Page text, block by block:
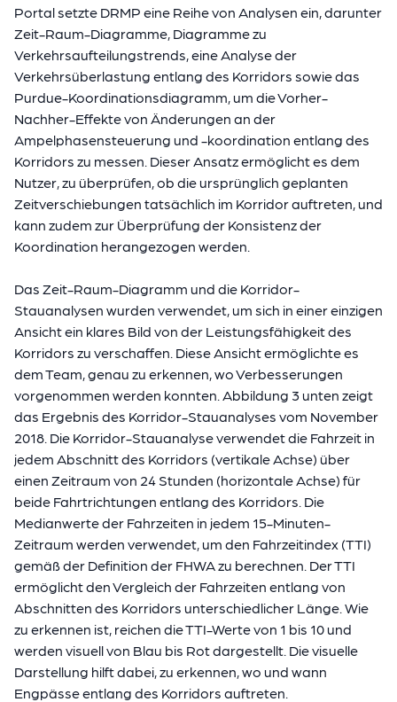
Portal setzte DRMP eine Reihe von Analysen ein, darunter
Zeit-Raum-Diagramme, Diagramme zu
Verkehrsaufteilungstrends, eine Analyse der
Verkehrsüberlastung entlang des Korridors sowie das
Purdue-Koordinationsdiagramm, um die Vorher-
Nachher-Effekte von Änderungen an der
Ampelphasensteuerung und -koordination entlang des
Korridors zu messen. Dieser Ansatz ermöglicht es dem
Nutzer, zu überprüfen, ob die ursprünglich geplanten
Zeitverschiebungen tatsächlich im Korridor auftreten, und
kann zudem zur Überprüfung der Konsistenz der
Koordination herangezogen werden.
Das Zeit-Raum-Diagramm und die Korridor-
Stauanalysen wurden verwendet, um sich in einer einzigen
Ansicht ein klares Bild von der Leistungsfähigkeit des
Korridors zu verschaffen. Diese Ansicht ermöglichte es
dem Team, genau zu erkennen, wo Verbesserungen
vorgenommen werden konnten. Abbildung 3 unten zeigt
das Ergebnis des Korridor-Stauanalyses vom November
2018. Die Korridor-Stauanalyse verwendet die Fahrzeit in
jedem Abschnitt des Korridors (vertikale Achse) über
einen Zeitraum von 24 Stunden (horizontale Achse) für
beide Fahrtrichtungen entlang des Korridors. Die
Medianwerte der Fahrzeiten in jedem 15-Minuten-
Zeitraum werden verwendet, um den Fahrzeitindex (TTI)
gemäß der Definition der FHWA zu berechnen. Der TTI
ermöglicht den Vergleich der Fahrzeiten entlang von
Abschnitten des Korridors unterschiedlicher Länge. Wie
zu erkennen ist, reichen die TTI-Werte von 1 bis 10 und
werden visuell von Blau bis Rot dargestellt. Die visuelle
Darstellung hilft dabei, zu erkennen, wo und wann
Engpässe entlang des Korridors auftreten.